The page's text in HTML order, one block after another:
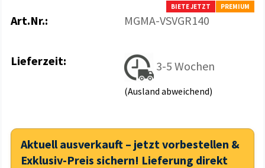
BIETE JETZT PREMIUM
Art.Nr.: MGMA-VSVGR140
Lieferzeit: 3-5 Wochen
(Ausland abweichend)
Aktuell ausverkauft – jetzt vorbestellen &
Exklusiv-Preis sichern! Lieferung direkt